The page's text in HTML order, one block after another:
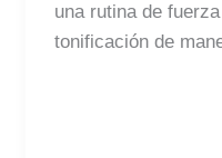
una rutina de
tonificación de